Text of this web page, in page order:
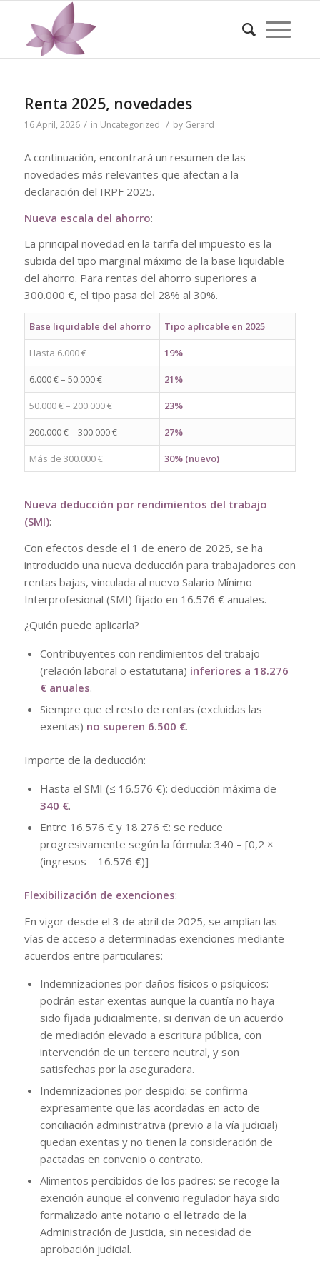
Renta 2025, novedades
16 April, 2026 / in Uncategorized / by Gerard
A continuación, encontrará un resumen de las
novedades más relevantes que afectan a la
declaración del IRPF 2025.
Nueva escala del ahorro:
La principal novedad en la tarifa del impuesto es la
subida del tipo marginal máximo de la base liquidable
del ahorro. Para rentas del ahorro superiores a
300.000 €, el tipo pasa del 28% al 30%.
Base liquidable del ahorro Tipo aplicable en 2025
Hasta 6.000 € 19%
6.000 € – 50.000 € 21%
50.000 € – 200.000 € 23%
200.000 € – 300.000 € 27%
Más de 300.000 € 30% (nuevo)
Nueva deducción por rendimientos del trabajo
(SMI):
Con efectos desde el 1 de enero de 2025, se ha
introducido una nueva deducción para trabajadores con
rentas bajas, vinculada al nuevo Salario Mínimo
Interprofesional (SMI) fijado en 16.576 € anuales.
¿Quién puede aplicarla?
Contribuyentes con rendimientos del trabajo
(relación laboral o estatutaria) inferiores a 18.276
€ anuales.
Siempre que el resto de rentas (excluidas las
exentas) no superen 6.500 €.
Importe de la deducción:
Hasta el SMI (≤ 16.576 €): deducción máxima de
340 €.
Entre 16.576 € y 18.276 €: se reduce
progresivamente según la fórmula: 340 – [0,2 ×
(ingresos – 16.576 €)]
Flexibilización de exenciones:
En vigor desde el 3 de abril de 2025, se amplían las
vías de acceso a determinadas exenciones mediante
acuerdos entre particulares:
Indemnizaciones por daños físicos o psíquicos:
podrán estar exentas aunque la cuantía no haya
sido fijada judicialmente, si derivan de un acuerdo
de mediación elevado a escritura pública, con
intervención de un tercero neutral, y son
satisfechas por la aseguradora.
Indemnizaciones por despido: se confirma
expresamente que las acordadas en acto de
conciliación administrativa (previo a la vía judicial)
quedan exentas y no tienen la consideración de
pactadas en convenio o contrato.
Alimentos percibidos de los padres: se recoge la
exención aunque el convenio regulador haya sido
formalizado ante notario o el letrado de la
Administración de Justicia, sin necesidad de
aprobación judicial.